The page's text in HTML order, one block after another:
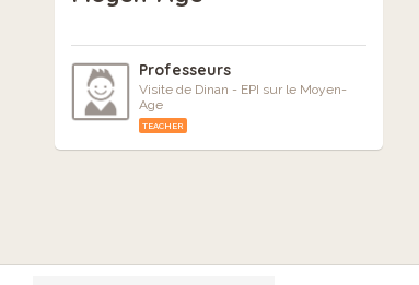
Professeurs
Visite de Dinan - EPI sur le Moyen-
Age
TEACHER